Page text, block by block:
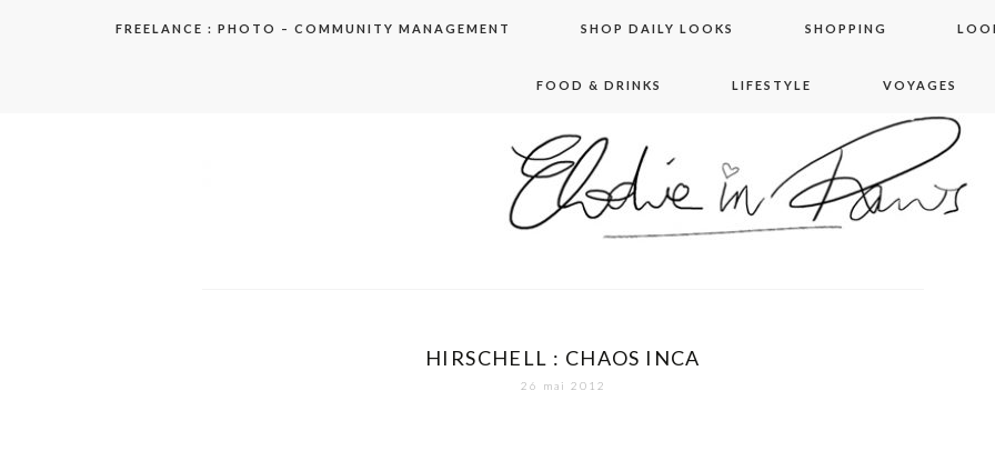
FREELANCE : PHOTO – COMMUNITY MANAGEMENT SHOP DAILY LOOKS SHOPPING
FOOD & DRINKS LIFESTYLE VOYAGES
elodie in paris
HIRSCHELL : CHAOS INCA
26 mai 2012